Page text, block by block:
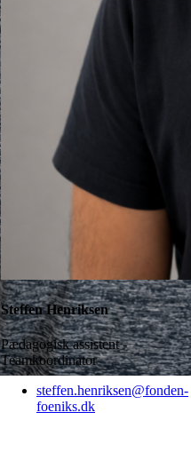
Steffen Henriksen
Pædagogisk assistent -
Teamkoordinator
steffen.henriksen@fonden-
foeniks.dk